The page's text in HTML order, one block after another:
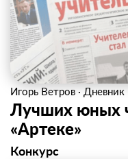
Игорь Ветров · Дневник
Лучших юных
«Артеке»
Конкурс